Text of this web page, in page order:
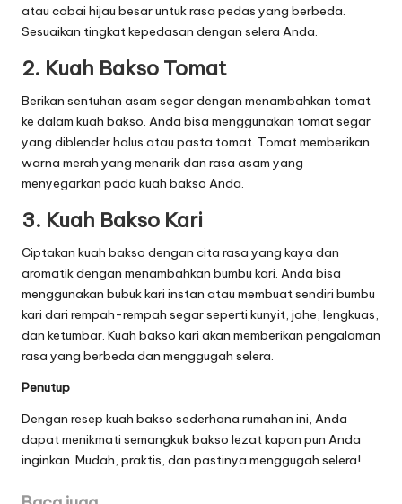
atau cabai hijau besar untuk rasa pedas yang berbeda.
Sesuaikan tingkat kepedasan dengan selera Anda.
2. Kuah Bakso Tomat
Berikan sentuhan asam segar dengan menambahkan tomat
ke dalam kuah bakso. Anda bisa menggunakan tomat segar
yang diblender halus atau pasta tomat. Tomat memberikan
warna merah yang menarik dan rasa asam yang
menyegarkan pada kuah bakso Anda.
3. Kuah Bakso Kari
Ciptakan kuah bakso dengan cita rasa yang kaya dan
aromatik dengan menambahkan bumbu kari. Anda bisa
menggunakan bubuk kari instan atau membuat sendiri bumbu
kari dari rempah-rempah segar seperti kunyit, jahe, lengkuas,
dan ketumbar. Kuah bakso kari akan memberikan pengalaman
rasa yang berbeda dan menggugah selera.
Penutup
Dengan resep kuah bakso sederhana rumahan ini, Anda
dapat menikmati semangkuk bakso lezat kapan pun Anda
inginkan. Mudah, praktis, dan pastinya menggugah selera!